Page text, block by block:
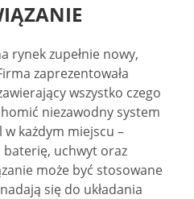
rynek zupełnie nowy,
zaprezentowała
wszystko czego
niezawodny system
każdym miejscu –
uchwyt oraz
może być stosowane
się do układania